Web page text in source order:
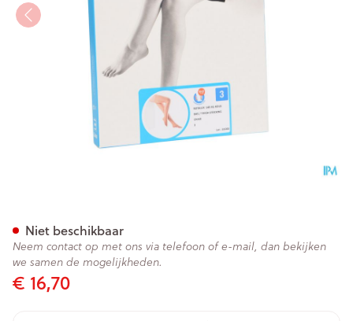
€ 16,70
Niet beschikbaar
Neem contact op met ons via telefoon of e-mail, dan bekijken
we samen de mogelijkheden.